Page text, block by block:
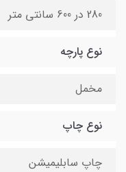
280 در 600 سانتی متر
نوع پارچه
مخمل
نوع چاپ
چاپ سابلیمیشن